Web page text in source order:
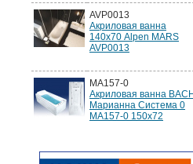
AVP0013
Акриловая ванна
140х70 Alpen MARS
AVP0013
MA157-0
Акриловая ванна
Марианна Система 0
MA157-0 150х72